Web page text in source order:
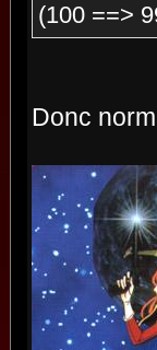
(100 ==>
Donc